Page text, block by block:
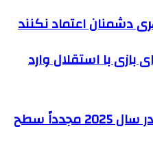
دشمنان اعتماد نکنند
بازی با استقلال وارد
بیت‌کوین ممکن است در سال 2025 مجدداً سطح